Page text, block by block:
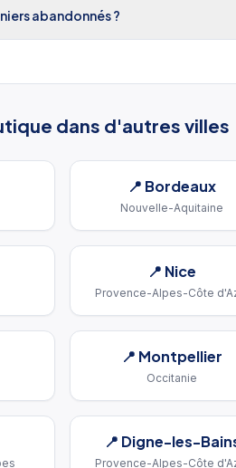
abandonnés ?
dans d'autres villes
📍 Bordeaux
Nouvelle-Aquitaine
📍 Nice
Provence-Alpes-Côte
📍 Montpellier
Occitanie
📍 Digne-les-
Provence-Alpes-Côte